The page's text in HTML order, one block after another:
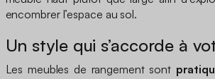
encombrer l’espace au sol.
Un style qui s’accorde à
Les meubles de rangement sont